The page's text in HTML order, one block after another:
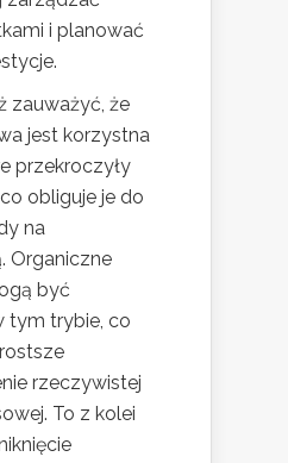
i planować
zauważyć, że
jest korzystna
przekroczyły
obliguje je do
na
Organiczne
być
tym trybie, co
rzeczywistej
To z kolei